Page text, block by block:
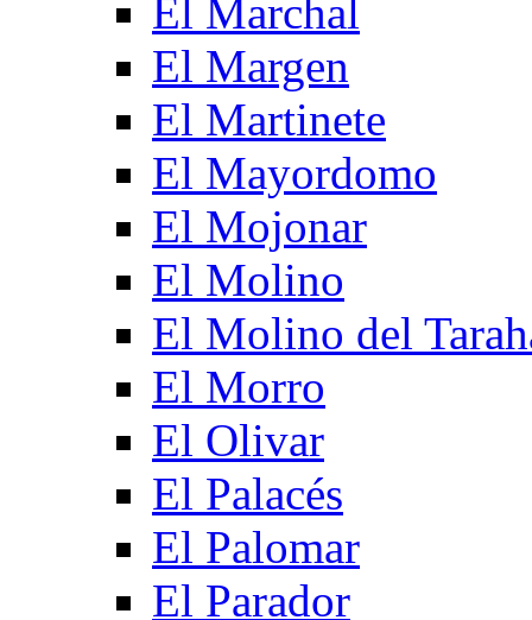
El Marchal
El Margen
El Martinete
El Mayordomo
El Mojonar
El Molino
El Molino del
El Morro
El Olivar
El Palacés
El Palomar
El Parador